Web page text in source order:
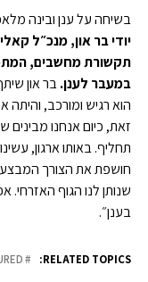
בשיחה על ענן ובינה
יודי בר און, מנכ״ל
תקשורת מחשבים,
במעבר לענן.בר און
הוא רגיש ומורכב,
זאת, כיום אנחנו מבינים
תחליף. באותו ארגון,
חושפת את הצורך
שנותן לנו הגוף האזרחי.
בענן״.
RELATED TOPICS: